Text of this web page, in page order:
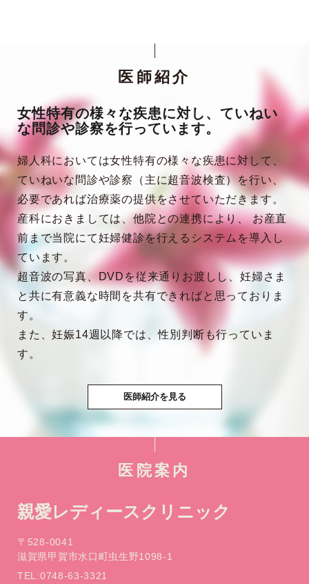
医師紹介
女性特有の様々な疾患に対し、ていねい
な問診や診察を行っています。
婦人科においては女性特有の様々な疾患に対して、
ていねいな問診や診察（主に超音波検査）を行い、
必要であれば治療薬の提供をさせていただきます。
産科におきましては、他院との連携により、 お産直
前まで当院にて妊婦健診を行えるシステムを導入し
ています。
超音波の写真、DVDを従来通りお渡しし、妊婦さま
と共に有意義な時間を共有できればと思っておりま
す。
また、妊娠14週以降では、性別判断も行っていま
す。
医師紹介を見る
医院案内
親愛レディースクリニック
〒528-0041
滋賀県甲賀市水口町虫生野1098-1
TEL:0748-63-3321